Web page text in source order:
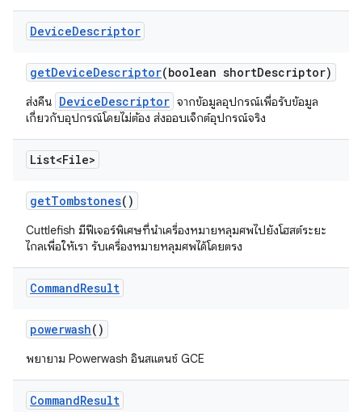
DeviceDescriptor
getDeviceDescriptor(boolean shortDescriptor)
ส่งคืน DeviceDescriptor จากข้อมูลอุปกรณ์เพื่อรับข้อมูล
เกี่ยวกับอุปกรณ์โดยไม่ต้อง ส่งออบเจ็กต์อุปกรณ์จริง
List<File>
getTombstones()
Cuttlefish มีฟีเจอร์พิเศษที่นำเครื่องหมายหลุมศพไปยังโฮสต์ระยะ
ไกลเพื่อให้เรา รับเครื่องหมายหลุมศพได้โดยตรง
CommandResult
powerwash()
พยายาม Powerwash อินสแตนซ์ GCE
CommandResult